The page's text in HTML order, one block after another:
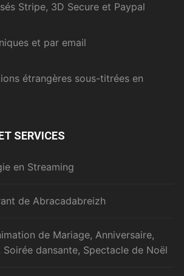
Stripe, 3D Secure et Paypal
et par email
étrangères sous-titrées en
SERVICES
en Streaming
de Abracadabreizh
de Mariage, Anniversaire,
Soirée dansante, Spectacle de Noël